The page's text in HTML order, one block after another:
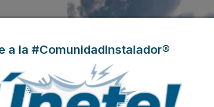
a la #ComunidadInstalador®